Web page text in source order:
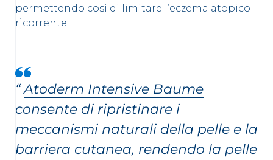
permettendo così di limitare l’eczema atopico
ricorrente.
“Atoderm Intensive Baume
consente di ripristinare i
meccanismi naturali della pelle e la
barriera cutanea, rendendo la pelle